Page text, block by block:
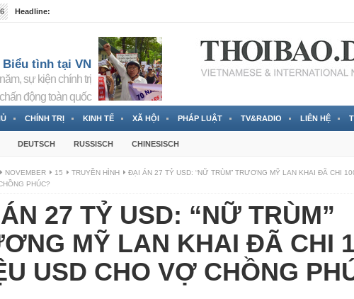
Headline:
Biểu tình tại VN
sự kiện chính trị
chấn động toàn quốc
CHÍNH TRỊ KINH TẾ XÃ HỘI PHÁP LUẬT TV&RADIO LIÊN HỆ
DEUTSCH RUSSISCH CHINESISCH
NOVEMBER 15 TRUYỀN HÌNH
ĐẠI ÁN 27 TỶ USD: “NỮ TRÙM” TRƯƠNG MỸ LAN KHAI ĐÃ CHI
PHÚC?
27 TỶ USD: “NỮ TRÙM”
MỸ LAN KHAI ĐÃ CHI
USD CHO VỢ CHỒNG